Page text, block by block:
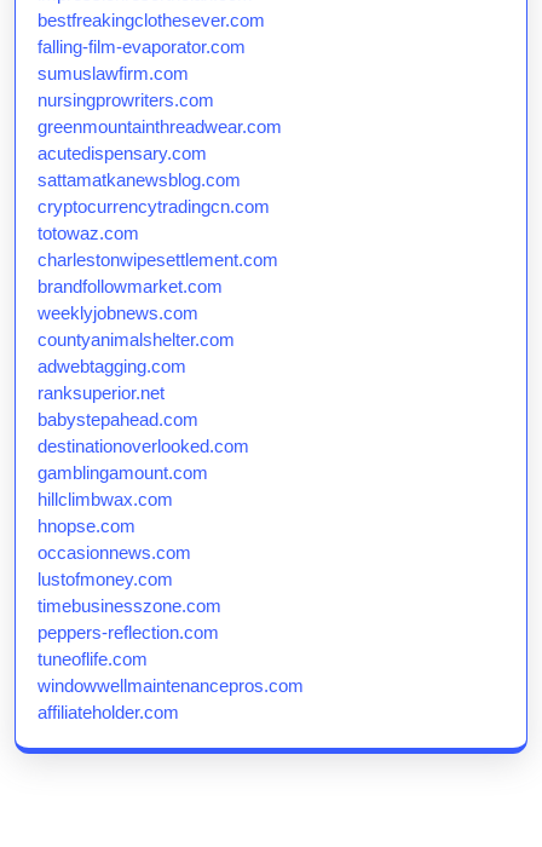
bestfreakingclothesever.com
falling-film-evaporator.com
sumuslawfirm.com
nursingprowriters.com
greenmountainthreadwear.com
acutedispensary.com
sattamatkanewsblog.com
cryptocurrencytradingcn.com
totowaz.com
charlestonwipesettlement.com
brandfollowmarket.com
weeklyjobnews.com
countyanimalshelter.com
adwebtagging.com
ranksuperior.net
babystepahead.com
destinationoverlooked.com
gamblingamount.com
hillclimbwax.com
hnopse.com
occasionnews.com
lustofmoney.com
timebusinesszone.com
peppers-reflection.com
tuneoflife.com
windowwellmaintenancepros.com
affiliateholder.com